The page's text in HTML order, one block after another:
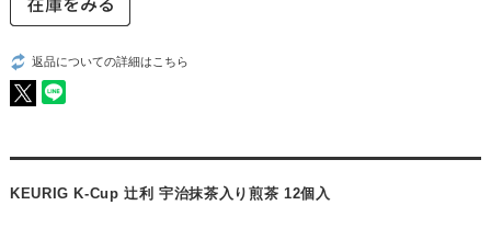
返品についての詳細はこちら
KEURIG K-Cup 辻利 宇治抹茶入り煎茶 12個入